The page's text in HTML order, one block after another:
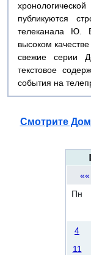
публикуются
телеканала Ю.
высоком
свежие серии
текстовое
события на
Смотрите
««
Пн
4
11